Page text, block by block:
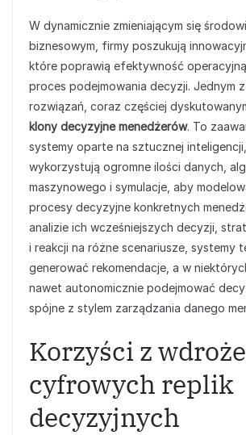
W dynamicznie zmieniającym się
biznesowym, firmy poszukują
które poprawią efektywność
proces podejmowania decyzji. Jednym
rozwiązań, coraz częściej
klony decyzyjne menedżerów. To
systemy oparte na sztucznej
wykorzystują ogromne ilości danych,
maszynowego i symulacje, aby
procesy decyzyjne konkretnych
analizie ich wcześniejszych decyzji,
i reakcji na różne scenariusze, systemy
generować rekomendacje, a w
nawet autonomicznie podejmować
spójne z stylem zarządzania danego
Korzyści z
cyfrowych replik
decyzyjnych